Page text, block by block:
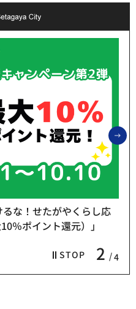
STOP 3 4
処」をご利用ください